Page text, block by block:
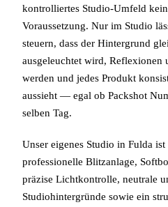
kontrolliertes Studio-Umfeld
Voraussetzung. Nur im Studio
steuern, dass der Hintergrund
ausgeleuchtet wird, Reflexionen
werden und jedes Produkt
aussieht — egal ob Packshot
selben Tag.
Unser eigenes Studio in Fulda ist
professionelle Blitzanlage,
präzise Lichtkontrolle, neutrale
Studiohintergründe sowie ein